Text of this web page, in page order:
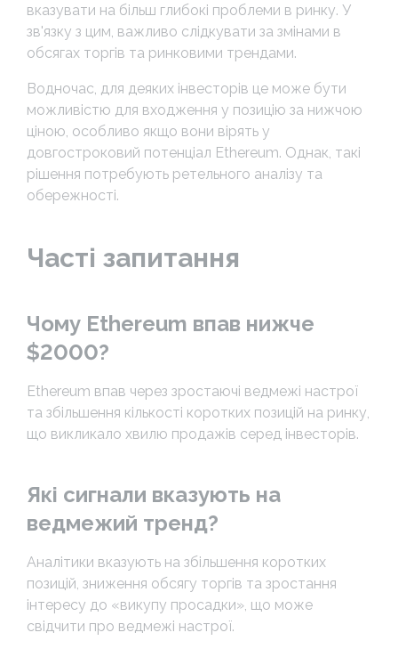
вказувати на більш глибокі проблеми в ринку. У
зв'язку з цим, важливо слідкувати за змінами в
обсягах торгів та ринковими трендами.
Водночас, для деяких інвесторів це може бути
можливістю для входження у позицію за нижчою
ціною, особливо якщо вони вірять у
довгостроковий потенціал Ethereum. Однак, такі
рішення потребують ретельного аналізу та
обережності.
Часті запитання
Чому Ethereum впав нижче
$2000?
Ethereum впав через зростаючі ведмежі настрої
та збільшення кількості коротких позицій на ринку,
що викликало хвилю продажів серед інвесторів.
Які сигнали вказують на
ведмежий тренд?
Аналітики вказують на збільшення коротких
позицій, зниження обсягу торгів та зростання
інтересу до «викупу просадки», що може
свідчити про ведмежі настрої.